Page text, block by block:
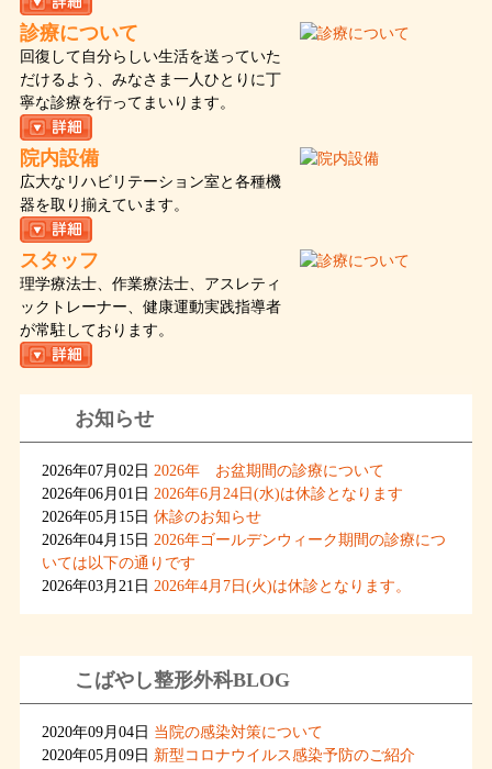
診療について
回復して自分らしい生活を送っていた
だけるよう、みなさま一人ひとりに丁
寧な診療を行ってまいります。
院内設備
広大なリハビリテーション室と各種機
器を取り揃えています。
スタッフ
理学療法士、作業療法士、アスレティ
ックトレーナー、健康運動実践指導者
が常駐しております。
お知らせ
2026年07月02日 2026年 お盆期間の診療について
2026年06月01日 2026年6月24日(水)は休診となります
2026年05月15日 休診のお知らせ
2026年04月15日 2026年ゴールデンウィーク期間の診療につ
いては以下の通りです
2026年03月21日 2026年4月7日(火)は休診となります。
こばやし整形外科BLOG
2020年09月04日 当院の感染対策について
2020年05月09日 新型コロナウイルス感染予防のご紹介